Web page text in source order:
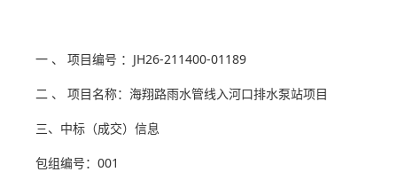
一 、 项目编号 ：JH26-211400-01189
二 、 项目名称：海翔路雨水管线入河口排水泵站项目
三、中标（成交）信息
包组编号：001